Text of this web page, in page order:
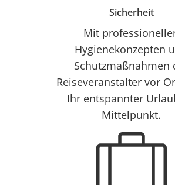
Sicherheit
Mit
Hygienekonzepten
Schutzmaßnahmen
Reiseveranstalter vor
Ihr entspannter
Mittelpunkt.